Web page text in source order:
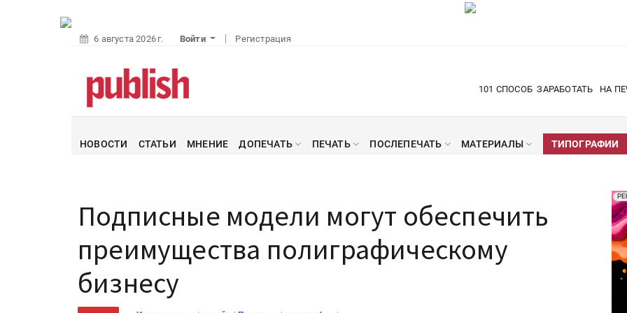
6 августа 2026 г. Войти Регистрация
101 СПОСОБ ЗАРАБОТАТЬ НА
НОВОСТИ СТАТЬИ МНЕНИЕ ДОПЕЧАТЬ ПЕЧАТЬ ПОСЛЕПЕЧАТЬ МАТЕРИАЛЫ ТИПОГРАФИИ
Подписные модели могут обеспечить
преимущества полиграфическому
бизнесу